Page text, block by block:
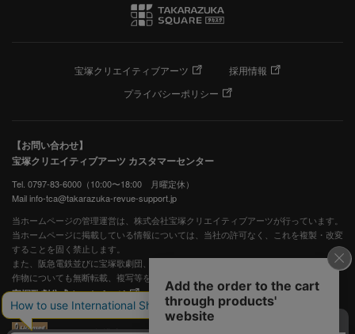
宝塚クリエイティブアーツ
採用情報
プライバシーポリシー
【お問い合わせ】
宝塚クリエイティブアーツ カスタマーセンター
Tel. 0797-83-6000（10:00〜18:00 月曜定休）
Mail info-tca@takarazuka-revue-support.jp
当ホームページの管理運営は、株式会社宝塚クリエイティブアーツが行っています。
当ホームページに掲載している情報については、当社の許可なく、これを複製・改変
することを固く禁止します。
また、阪急電鉄並びに宝塚歌劇団、宝塚クリエイティブアーツの出版物ほか写真等著
作物についても無断転載、複写等を禁じます。
宝塚歌劇公式ホームページ